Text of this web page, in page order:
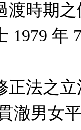
渡時期
1979
正法之
澈男女